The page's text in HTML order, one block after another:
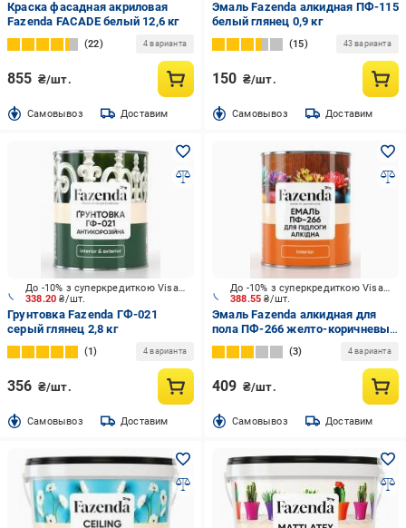
Краска фасадная акриловая
Fazenda FACADE белый 12,6 кг
22 4 варианта
855 ₴/шт.
Cамовывоз Доставим
Эмаль Fazenda алкидная ПФ-115
белый глянец 0,9 кг
15 43 варианта
150 ₴/шт.
Cамовывоз Доставим
338.20₴/шт.
До -10% з суперкредиткою Visa Вигода
Грунтовка Fazenda ГФ-021
серый глянец 2,8 кг
1 4 варианта
356 ₴/шт.
Cамовывоз Доставим
388.55₴/шт.
До -10% з суперкредиткою Visa Вигода
Эмаль Fazenda алкидная для
пола ПФ-266 желто-коричневый
глянец 2,8 кг
3 4 варианта
409 ₴/шт.
Cамовывоз Доставим